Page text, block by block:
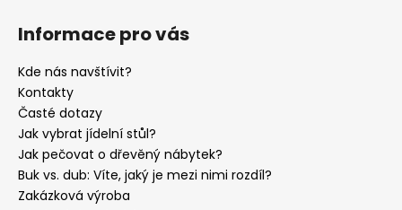
Informace pro vás
Kde nás navštívit?
Kontakty
Časté dotazy
Jak vybrat jídelní stůl?
Jak pečovat o dřevěný nábytek?
Buk vs. dub: Víte, jaký je mezi nimi rozdíl?
Zakázková výroba